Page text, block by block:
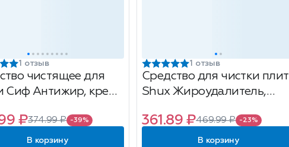
1 отзыв
чистящее для
Сиф Антижир, крем-
₽374.99 ₽ -39%
В корзину
1 отзыв
Средство для чистки плит
Shux Жироудалитель,
361.89 ₽469.99 ₽ -23%
В корзину